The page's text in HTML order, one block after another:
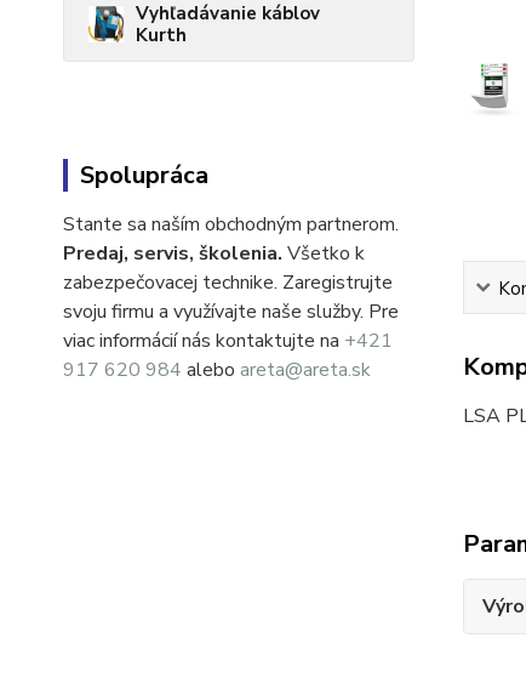
Vyhľadávanie káblov
Kurth
Spolupráca
Stante sa naším obchodným partnerom.
Predaj, servis, školenia. Všetko k
zabezpečovacej technike. Zaregistrujte
svoju firmu a využívajte naše služby. Pre
viac informácií nás kontaktujte na +421
917 620 984 alebo areta@areta.sk
LSA